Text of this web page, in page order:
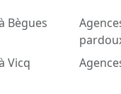
Bègues
Vicq